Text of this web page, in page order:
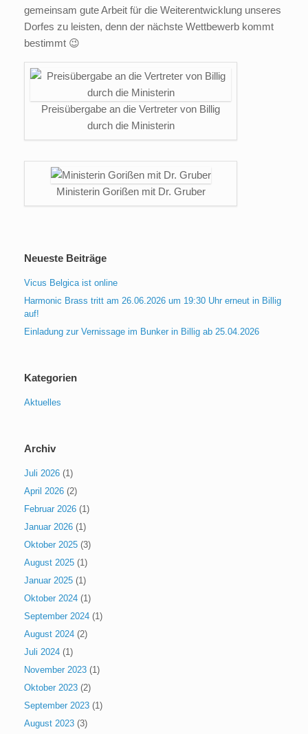
gemeinsam gute Arbeit für die Weiterentwicklung unseres
Dorfes zu leisten, denn der nächste Wettbewerb kommt
bestimmt 😉
Preisübergabe an die Vertreter von Billig
durch die Ministerin
Ministerin Gorißen mit Dr. Gruber
Neueste Beiträge
Vicus Belgica ist online
Harmonic Brass tritt am 26.06.2026 um 19:30 Uhr erneut in Billig
auf!
Einladung zur Vernissage im Bunker in Billig ab 25.04.2026
Kategorien
Aktuelles
Archiv
Juli 2026 (1)
April 2026 (2)
Februar 2026 (1)
Januar 2026 (1)
Oktober 2025 (3)
August 2025 (1)
Januar 2025 (1)
Oktober 2024 (1)
September 2024 (1)
August 2024 (2)
Juli 2024 (1)
November 2023 (1)
Oktober 2023 (2)
September 2023 (1)
August 2023 (3)